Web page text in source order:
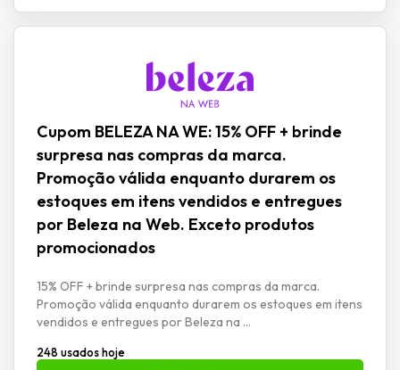
Cupom BELEZA NA WE: 15% OFF + brinde
surpresa nas compras da marca.
Promoção válida enquanto durarem os
estoques em itens vendidos e entregues
por Beleza na Web. Exceto produtos
promocionados
15% OFF + brinde surpresa nas compras da marca.
Promoção válida enquanto durarem os estoques em itens
vendidos e entregues por Beleza na ...
248 usados hoje